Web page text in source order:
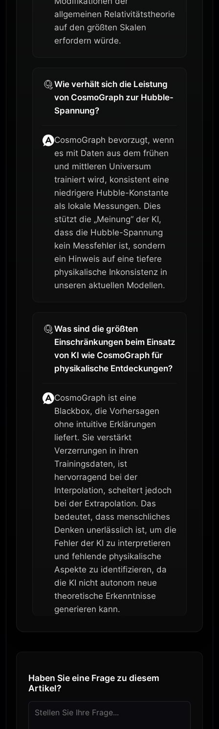
allgemeinen Relativitätstheorie
auf den größten Skalen
erfordern würde.
Wie verhält sich die Leistung
von CosmoGraph zur Hubble-
Spannung?
CosmoGraph bevorzugt, wenn
es mit Daten aus dem frühen
und mittleren Universum
trainiert wird, konsistent eine
niedrigere Hubble-Konstante
als lokale Messungen. Dies
stützt die „Meinung“ der KI,
dass die Hubble-Spannung
kein Messfehler ist, sondern
ein Hinweis auf eine tiefere
physikalische Inkonsistenz in
unseren aktuellen Modellen.
Was sind die größten
Einschränkungen beim Einsatz
von KI wie CosmoGraph für
physikalische Entdeckungen?
CosmoGraph ist eine
Blackbox, die Vorhersagen
ohne intuitive Erklärungen
liefert. Sie verstärkt
Verzerrungen in ihren
Trainingsdaten, ist
hervorragend bei der
Interpolation, scheitert jedoch
bei der Extrapolation. Das
bedeutet, dass menschliches
Denken unerlässlich ist, um die
Fehler der KI zu interpretieren
und fehlende physikalische
Aspekte zu identifizieren, da
die KI nicht autonom neue
theoretische Erkenntnisse
generieren kann.
Haben Sie eine Frage zu diesem
Artikel?